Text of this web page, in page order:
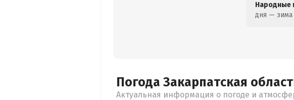
Народные
дня — зима
Погода Закарпатская
Актуальная информация о погоде и